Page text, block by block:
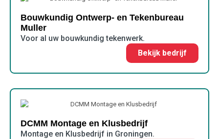
Bouwkundig Ontwerp- en Tekenbureau
Muller
Voor al uw bouwkundig tekenwerk.
Bekijk bedrijf
DCMM Montage en Klusbedrijf
Montage en Klusbedrijf in Groningen.